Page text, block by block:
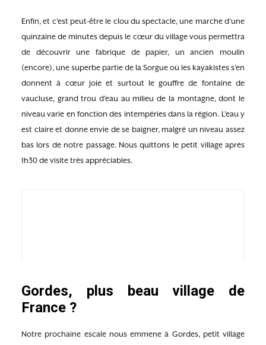
Enfin, et c’est peut-être le clou du spectacle, une marche d’une
quinzaine de minutes depuis le cœur du village vous permettra
de découvrir une fabrique de papier, un ancien moulin
(encore), une superbe partie de la Sorgue où les kayakistes s’en
donnent à cœur joie et surtout le gouffre de fontaine de
vaucluse, grand trou d’eau au milieu de la montagne, dont le
niveau varie en fonction des intempéries dans la région. L’eau y
est claire et donne envie de se baigner, malgré un niveau assez
bas lors de notre passage. Nous quittons le petit village après
1h30 de visite très appréciables.
Gordes, plus beau village de
France ?
Notre prochaine escale nous emmene à Gordes, petit village